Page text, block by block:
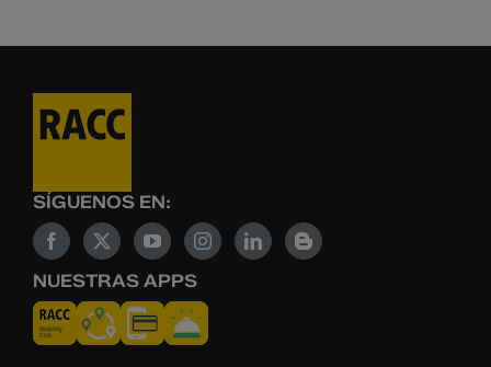
SÍGUENOS EN:
NUESTRAS APPS